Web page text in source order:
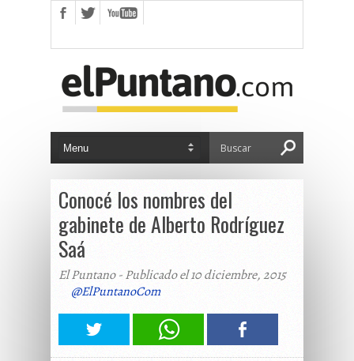
Conocé los nombres del
gabinete de Alberto Rodríguez
Saá
El Puntano - Publicado el 10 diciembre, 2015
@ElPuntanoCom